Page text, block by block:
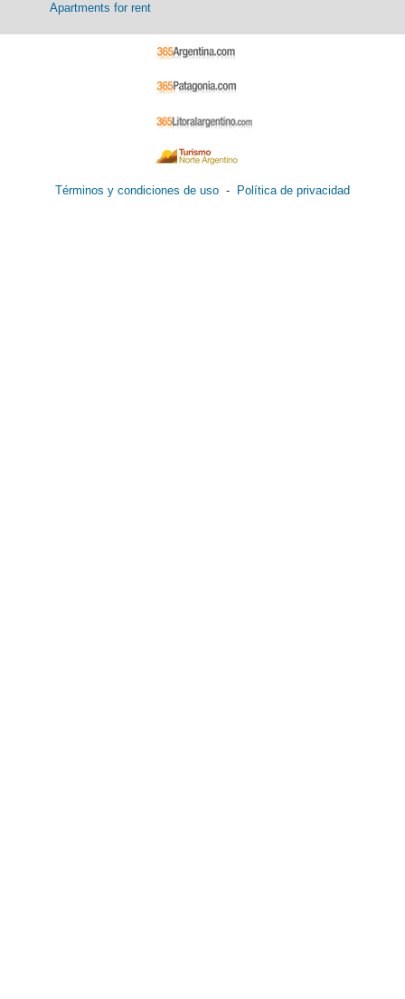
Apartments for rent
Términos y condiciones de uso - Política de privacidad